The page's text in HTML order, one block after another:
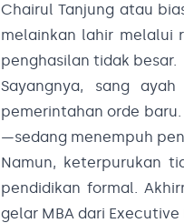
Chairul Tanjung atau
melainkan lahir melalui
penghasilan tidak besar.
Sayangnya, sang
pemerintahan orde
—sedang menempuh
Namun, keterpurukan
pendidikan formal.
gelar MBA dari